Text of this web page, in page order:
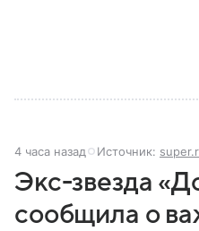
4 часа назад Источник:
Экс-звезда
сообщила о